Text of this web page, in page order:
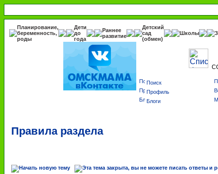
Планирование,
беременность,
роды
Дети
до
года
Раннее
развитие
Детский
сад
(обмен)
Школы
Поиск
Профиль
Блоги
Правила раздела